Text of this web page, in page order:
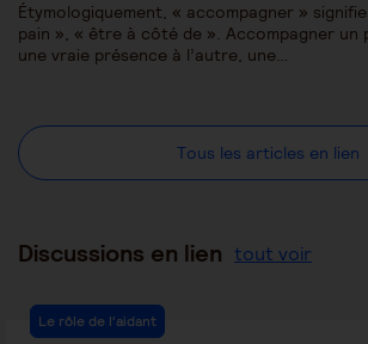
Étymologiquement, « accompagner »
pain », « être à côté de ». Accompagner un
une vraie présence à l’autre, une…
Tous les articles en lien
Discussions en lien tout voir
Le rôle de l'aidant